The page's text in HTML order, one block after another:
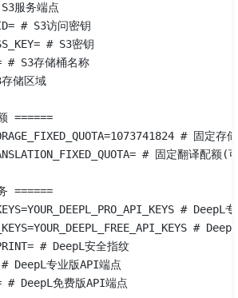
服务端点
# S3访问密钥
# S3密钥
# S3存储桶名称
储区域
======
# 固定存
# 固定翻译配额(
======
# DeepL
#
# DeepL安全指纹
# DeepL专业版API端点
# DeepL免费版API端点